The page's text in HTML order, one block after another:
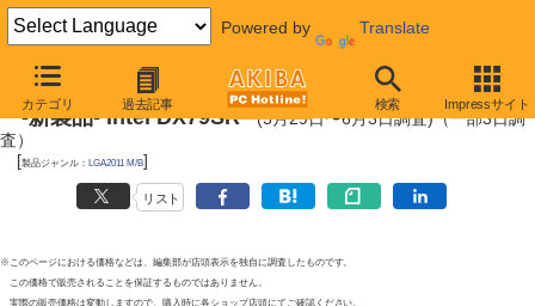
Powered by Translate
カテゴリ 過去記事 検索 Impressサイト
2012年6月3日
-新製品- Intel DX79SR(5月29日〜6月3日調査)（一部3日調
査）
[製品ジャンル： LGA2011 M/B]
リスト
※このページにおける価格などは、編集部が店頭表示を独自に調査したものです。
この価格で販売されることを保証するものではありません。
実際の販売価格は変動しますので、購入時に各ショップ店頭にてご確認ください。